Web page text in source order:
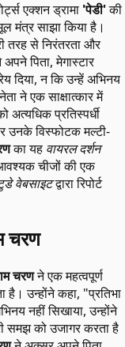
एक्शन ड्रामा 'पेडी'की
मंत्र साझा किया है।
तरह से निरंतरता और
पिता, मेगास्टार
दिया, न कि उन्हें अभिनय
ने एक साक्षात्कार में
प्रतिस्पर्धी
उनके विस्फोटक मल्टी-
का यह वायरल दर्शन
चीजों की एक
वेबसाइटद्वारा रिपोर्ट
चरण
चरणने एक महत्वपूर्ण
है। उन्होंने कहा, "प्रतिभा
नहीं सिखाया, उन्होंने
समझ को उजागर करता है